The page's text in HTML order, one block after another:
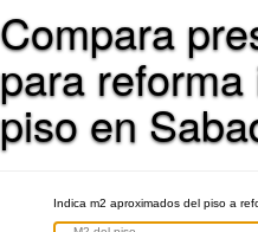
Compara
para
piso en
Indica m2 aproximados del piso a